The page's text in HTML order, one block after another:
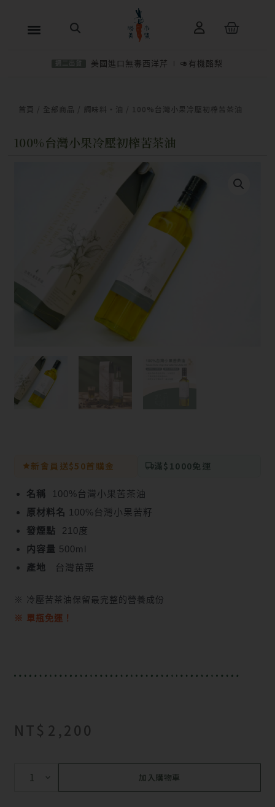
購
美國進口無毒西洋芹 🥑有機酪梨
首頁 全部商品 調味料・油 / 100%台灣小果冷壓初榨苦茶油
100%台灣小果冷壓初榨苦茶油
新會員送$50首購金 滿$1000免運
名稱 100%台灣小果苦茶油
原材料名 100%台灣小果苦籽
發煙點 210度
内容量 500ml
產地 台灣苗栗
※ 冷壓苦茶油保留最完整的營養成份
※ 單瓶免運！
NT$ 2,200
加入購物車